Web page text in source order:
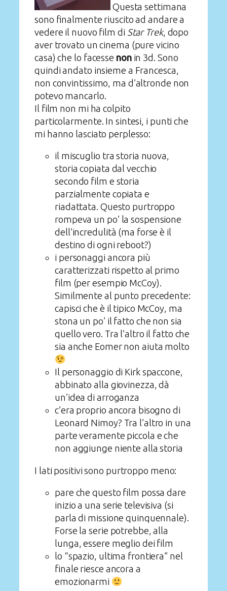
Questa settimana
sono finalmente riuscito ad andare a
vedere il nuovo film di Star Trek, dopo
aver trovato un cinema (pure vicino
casa) che lo facesse nonin 3d. Sono
quindi andato insieme a Francesca,
non convintissimo, ma d’altronde non
potevo mancarlo.
Il film non mi ha colpito
particolarmente. In sintesi, i punti che
mi hanno lasciato perplesso:
il miscuglio tra storia nuova,
storia copiata dal vecchio
secondo film e storia
parzialmente copiata e
riadattata. Questo purtroppo
rompeva un po’ la sospensione
dell’incredulità (ma forse è il
destino di ogni reboot?)
i personaggi ancora più
caratterizzati rispetto al primo
film (per esempio McCoy).
Similmente al punto precedente:
capisci che è il tipico McCoy, ma
stona un po’ il fatto che non sia
quello vero. Tra l’altro il fatto che
sia anche Eomer non aiuta molto
Il personaggio di Kirk spaccone,
abbinato alla giovinezza, dà
un’idea di arroganza
c’era proprio ancora bisogno di
Leonard Nimoy? Tra l’altro in una
parte veramente piccola e che
non aggiunge niente alla storia
I lati positivi sono purtroppo meno:
pare che questo film possa dare
inizio a una serie televisiva (si
parla di missione quinquennale).
Forse la serie potrebbe, alla
lunga, essere meglio dei film
lo “spazio, ultima frontiera” nel
finale riesce ancora a
emozionarmi